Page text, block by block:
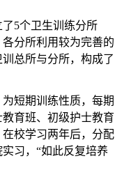
5个卫生训练分所
分所利用较为完善的
总所与分所，构成了
短期训练性质，每期
育班、初级护士教育
校学习两年后，分配
习，“如此反复培养